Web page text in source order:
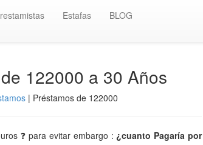
Estafas BLOG
122000 a 30 Años
| Préstamos de 122000
❓ para evitar embargo :¿cuanto Pagaría por